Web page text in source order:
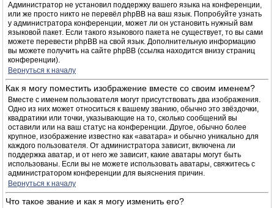
Администратор не установил поддержку вашего языка на конференции,
или же просто никто не перевёл phpBB на ваш язык. Попробуйте узнать
у администратора конференции, может ли он установить нужный вам
языковой пакет. Если такого языкового пакета не существует, то вы сами
можете перевести phpBB на свой язык. Дополнительную информацию
вы можете получить на сайте phpBB (ссылка находится внизу страниц
конференции).
Вернуться к началу
Как я могу поместить изображение вместе со своим именем?
Вместе с именем пользователя могут присутствовать два изображения.
Одно из них может относиться к вашему званию, обычно это звёздочки,
квадратики или точки, указывающие на то, сколько сообщений вы
оставили или на ваш статус на конференции. Другое, обычно более
крупное, изображение известно как «аватара» и обычно уникально для
каждого пользователя. От администратора зависит, включена ли
поддержка аватар, и от него же зависит, какие аватары могут быть
использованы. Если вы не можете использовать аватары, свяжитесь с
администратором конференции для выяснения причин.
Вернуться к началу
Что такое звание и как я могу изменить его?